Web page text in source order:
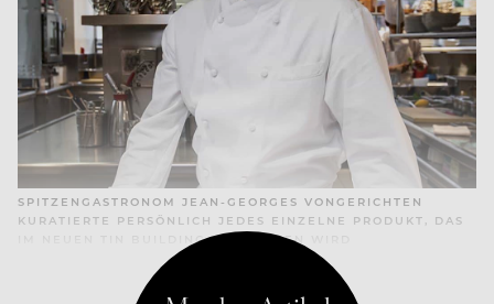
SPITZENGASTRONOM JEAN-GEORGES VONGERICHTEN
KURATIERTE PERSÖNLICH JEDES EINZELNE PRODUKT, DAS
IM NEUEN TIN BUILDING ANGEBOTEN WIRD